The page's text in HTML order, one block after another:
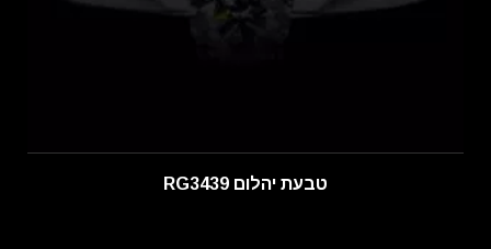
טבעת יהלום RG3439